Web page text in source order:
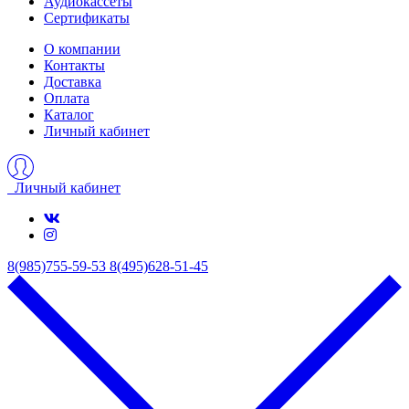
Сертификаты
О компании
Контакты
Доставка
Оплата
Каталог
Личный кабинет
Личный кабинет
8(985)755-59-53 8(495)628-51-45